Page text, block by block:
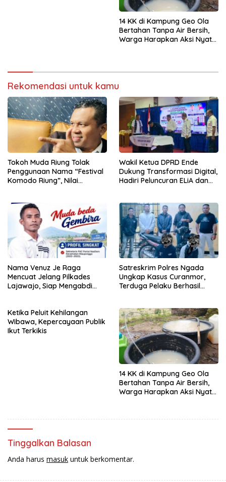
14 KK di Kampung Geo Ola
Bertahan Tanpa Air Bersih,
Warga Harapkan Aksi Nyata
Rekomendasi untuk kamu
Tokoh Muda Riung Tolak
Penggunaan Nama “Festival
Komodo Riung”, Nilai
Wakil Ketua DPRD Ende
Dukung Transformasi Digital,
Hadiri Peluncuran ELiA dan
Nama Venuz Je Raga
Mencuat Jelang Pilkades
Lajawajo, Siap Mengabdi
Satreskrim Polres Ngada
Ungkap Kasus Curanmor,
Terduga Pelaku Berhasil
Ketika Peluit Kehilangan
Wibawa, Kepercayaan Publik
Ikut Terkikis
14 KK di Kampung Geo Ola
Bertahan Tanpa Air Bersih,
Warga Harapkan Aksi Nyata
Tinggalkan Balasan
Anda harus masuk untuk berkomentar.